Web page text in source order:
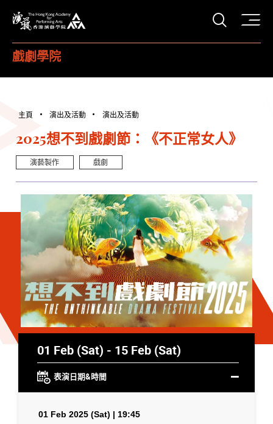
打開
戲劇學院
主頁 演出及活動 演出及活動
2025想不到戲劇節：《不正常女人》
演藝製作 戲劇
01 Feb (Sat) - 15 Feb (Sat)
表演日期&時間
01 Feb 2025 (Sat) | 19:45